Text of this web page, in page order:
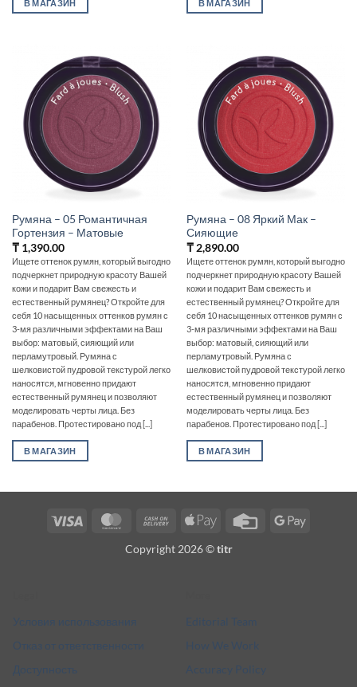
В МАГАЗИН В МАГАЗИН
Румяна – 05 Романтичная
Гортензия – Матовые
₸1,390.00
Ищете оттенок румян, который выгодно
подчеркнет природную красоту Вашей
кожи и подарит Вам свежесть и
естественный румянец? Откройте для
себя 10 насыщенных оттенков румян с
3-мя различными эффектами на Ваш
выбор: матовый, сияющий или
перламутровый. Румяна с
шелковистой пудровой текстурой легко
наносятся, мгновенно придают
естественный румянец и позволяют
моделировать черты лица. Без
парабенов. Протестировано под [...]
В МАГАЗИН
Румяна – 08 Яркий Мак –
Сияющие
₸2,890.00
Ищете оттенок румян, который выгодно
подчеркнет природную красоту Вашей
кожи и подарит Вам свежесть и
естественный румянец? Откройте для
себя 10 насыщенных оттенков румян с
3-мя различными эффектами на Ваш
выбор: матовый, сияющий или
перламутровый. Румяна с
шелковистой пудровой текстурой легко
наносятся, мгновенно придают
естественный румянец и позволяют
моделировать черты лица. Без
парабенов. Протестировано под [...]
В МАГАЗИН
Visa MasterCardCash
Delivery
Apple
Credit
Google
Copyright 2026 ©titr
Условия использования
Отказ от ответственности
Доступность
Editorial Team
How We Work
Accuracy Policy